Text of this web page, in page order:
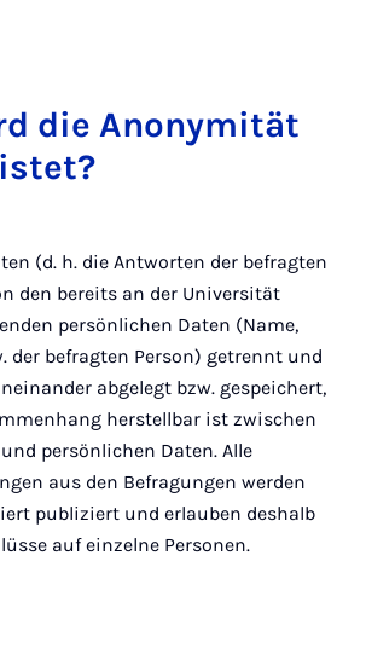
die An­ony­mi­tät
(d. h. die Antworten der befragten
den bereits an der Universität
persönlichen Daten (Name,
der befragten Person) getrennt und
abgelegt bzw. gespeichert,
herstellbar ist zwischen
persönlichen Daten. Alle
aus den Befragungen werden
publiziert und erlauben deshalb
auf einzelne Personen.